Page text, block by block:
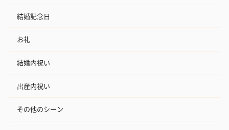
結婚記念日
お礼
結婚内祝い
出産内祝い
その他のシーン